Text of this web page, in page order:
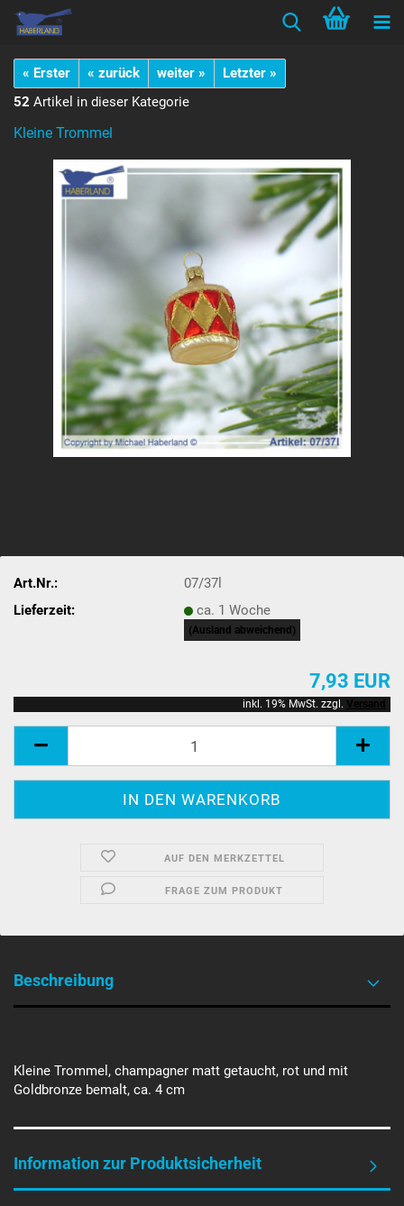
« Erster « zurück weiter »
Letzter »
52 Artikel in dieser Kategorie
Kleine Trommel
Art.Nr.:
07/37l
Lieferzeit:
ca. 1 Woche
(Ausland abweichend)
7,93 EUR
inkl. 19% MwSt. zzgl. Versand
AUF DEN MERKZETTEL
FRAGE ZUM PRODUKT
Beschreibung
Kleine Trommel, champagner matt getaucht, rot und mit
Goldbronze bemalt, ca. 4 cm
Information zur Produktsicherheit